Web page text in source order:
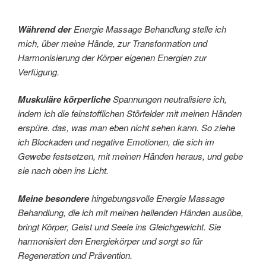
Während derEnergieMassage Behandlung stelle ich
mich, über meine Hände, zur Transformation und
Harmonisierung der Körper eigenen Energien zur
Verfügung.
Muskuläre körperlicheSpannungen neutralisiere ich,
indem ich die feinstofflichen Störfelder mit meinen Händen
erspüre. das, was man eben nicht sehen kann. So ziehe
ich Blockaden und negative Emotionen, die sich im
Gewebe festsetzen, mit meinen Händen heraus, und gebe
sie nach oben ins Licht.
Meine besonderehingebungsvolle Energie Massage
Behandlung, die ich mit meinen heilenden Händen ausübe,
bringt Körper, Geist und Seele ins Gleichgewicht. Sie
harmonisiert den Energiekörper und sorgt so für
Regeneration und Prävention.